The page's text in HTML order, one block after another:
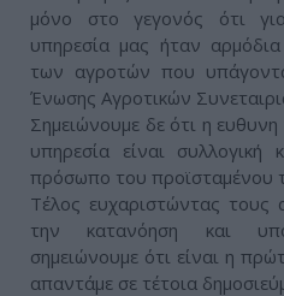
μόνο στο γεγονός ότι
υπηρεσία μας ήταν
των αγροτών που
Ένωσης Αγροτικών
Σημειώνουμε δε ότι η ευθυνη
υπηρεσία είναι συλλογική
πρόσωπο του προϊσταμένου
Τέλος ευχαριστώντας τους
την κατανόηση και
σημειώνουμε ότι είναι η
απαντάμε σε τέτοια